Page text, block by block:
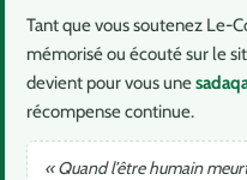
Tant que vous soutenez Le-
mémorisé ou écouté sur le
devient pour vous une
récompense continue.
« Quand l’être humain